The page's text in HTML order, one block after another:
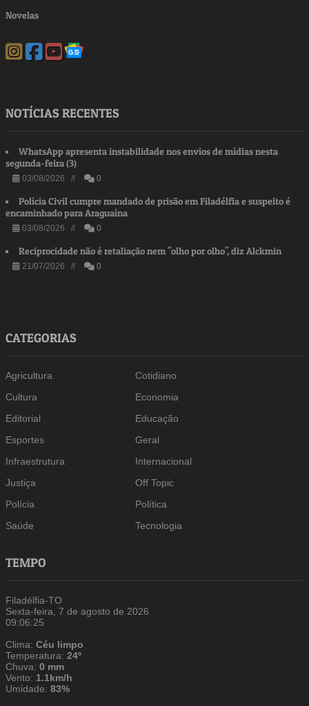
Novelas
NOTÍCIAS RECENTES
WhatsApp apresenta instabilidade nos envios de mídias nesta
segunda-feira (3)
03/08/2026 // 0
Polícia Civil cumpre mandado de prisão em Filadélfia e suspeito é
encaminhado para Araguaína
03/08/2026 // 0
Reciprocidade não é retaliação nem "olho por olho", diz Alckmin
21/07/2026 // 0
CATEGORIAS
Agricultura
Cotidiano
Cultura
Economia
Editorial
Educação
Esportes
Geral
Infraestrutura
Internacional
Justiça
Off Topic
Polícia
Política
Saúde
Tecnologia
TEMPO
Filadélfia-TO
Sexta-feira, 7 de agosto de 2026
09:06:25
Clima:Céu limpo
Temperatura:24º
Chuva:0 mm
Vento: 1.1km/h
Umidade:83%